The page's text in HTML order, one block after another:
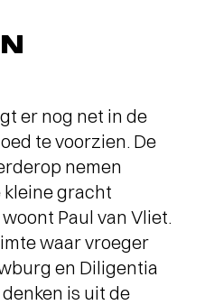
er nog net in de
te voorzien. De
nemen
kleine gracht
Paul van Vliet.
waar vroeger
en Diligentia
is uit de